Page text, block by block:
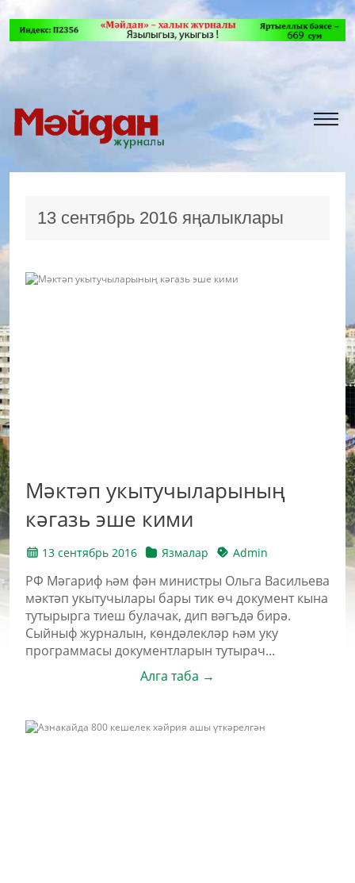
13 сентябрь 2016 яңалыклары
Мәктәп укытучыларының
кәгазь эше кими
13 сентябрь 2016 Язмалар Admin
РФ Мәгариф һәм фән министры Ольга Васильева
мәктәп укытучылары бары тик өч документ кына
тутырырга тиеш булачак, дип вәгъдә бирә.
Сыйныф журналын, көндәлекләр һәм уку
программасы документларын тутырач...
Алга таба →